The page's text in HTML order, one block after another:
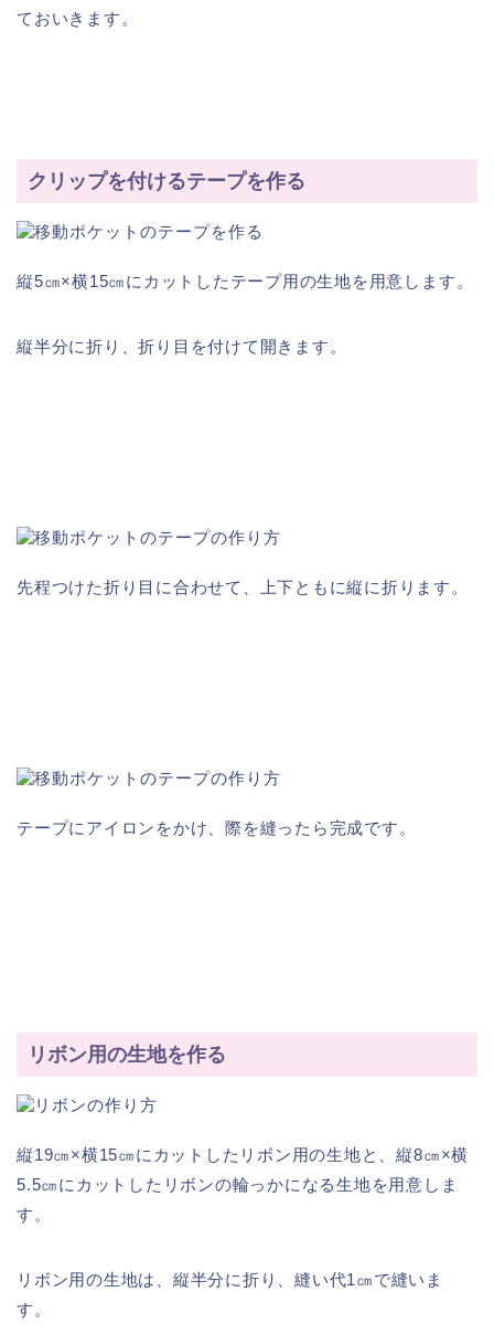
ておいきます。
クリップを付けるテープを作る
縦5㎝×横15㎝にカットしたテープ用の生地を用意します。
縦半分に折り、折り目を付けて開きます。
先程つけた折り目に合わせて、上下ともに縦に折ります。
テープにアイロンをかけ、際を縫ったら完成です。
リボン用の生地を作る
縦19㎝×横15㎝にカットしたリボン用の生地と、縦8㎝×横
5.5㎝にカットしたリボンの輪っかになる生地を用意しま
す。
リボン用の生地は、縦半分に折り、縫い代1㎝で縫いま
す。